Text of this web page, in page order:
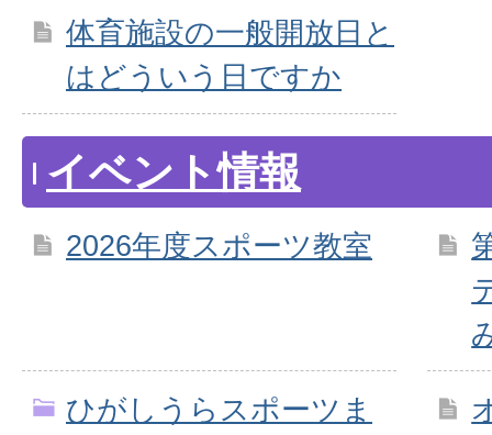
体育施設の一般開放日と
はどういう日ですか
イベント情報
2026年度スポーツ教室
ひがしうらスポーツま